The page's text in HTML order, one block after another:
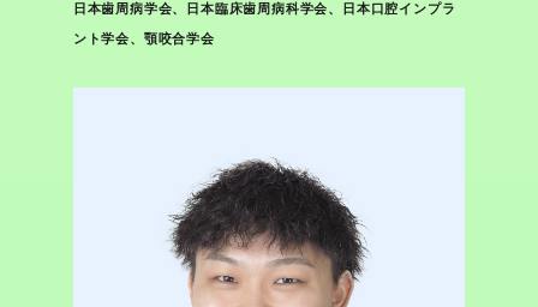
日本歯周病学会、日本臨床歯周病科学会、日本口腔インプラ
ント学会、顎咬合学会